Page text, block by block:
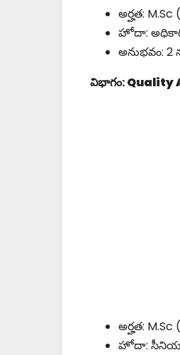
అర్హత:
హోదా:
అనుభవం: 2
విభాగం:Quality
అర్హత:
హోదా: ​​సీనియర్